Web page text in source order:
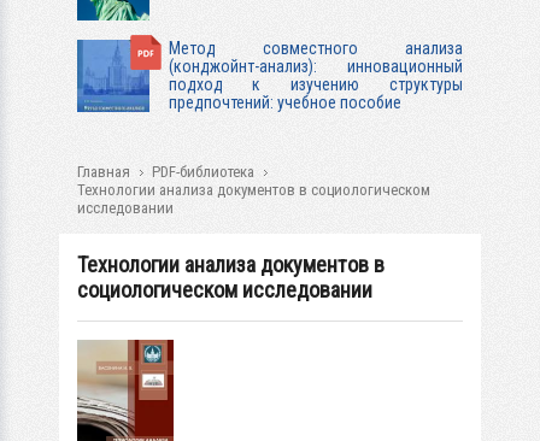
Метод совместного анализа
(конджойнт-анализ): инновационный
подход к изучению структуры
предпочтений: учебное пособие
Главная
PDF-библиотека
Технологии анализа документов в социологическом
исследовании
Технологии анализа документов в
социологическом исследовании